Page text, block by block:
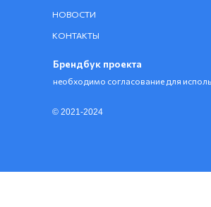
© 2021-2024
КОНТАКТЫ
НОВОСТИ
Брендбук проекта
необходимо согласование для